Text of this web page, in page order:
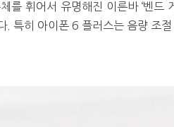
를 휘어서 유명해진 이른바 ‘벤드
. 특히 아이폰 6 플러스는 음량 조